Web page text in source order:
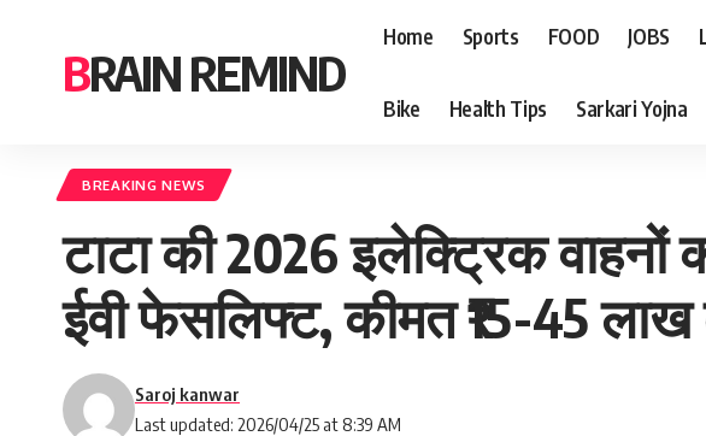
BRAIN REMIND
Home Sports FOOD JOBS
Bike Health Tips Sarkari Yojna
BREAKING NEWS
टाटा की 2026 इलेक्ट्रिक वाहनों
ईवी फेसलिफ्ट, कीमत ₹15-45
Last updated: 2026/04/25 at 8:39 AM
Saroj kanwar